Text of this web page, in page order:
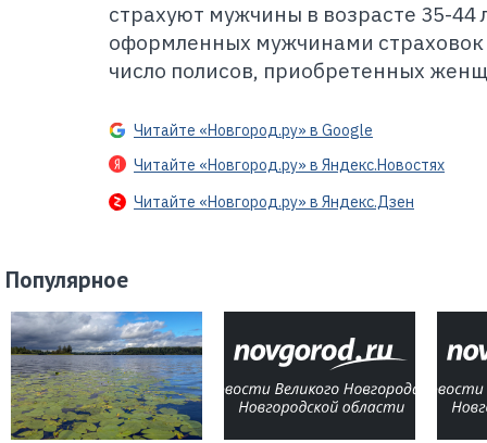
страхуют мужчины в возрасте 35-44
оформленных мужчинами
число полисов, приобретенных
Читайте «Новгород.ру» в Google
Читайте «Новгород.ру» в Яндекс.Новостях
Читайте «Новгород.ру» в Яндекс.Дзен
Популярное